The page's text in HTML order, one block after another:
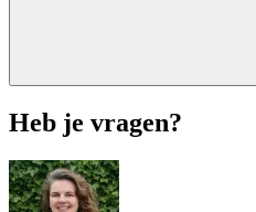
Heb je vragen?